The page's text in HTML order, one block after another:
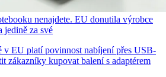
nenajdete. EU donutila výrobce
jedině za své
v EU platí povinnost nabíjení přes USB-
zákazníky kupovat balení s adaptérem